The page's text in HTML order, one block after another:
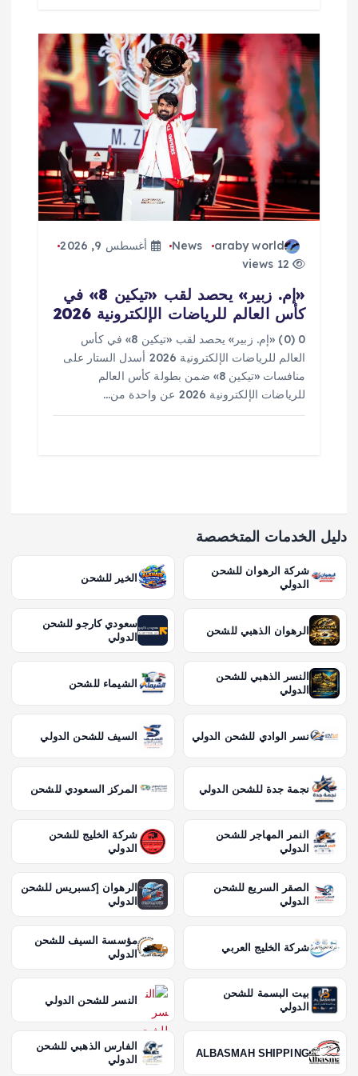
araby world
News
أغسطس 9, 2026
12 views
«إم. زبير» يحصد لقب «تيكين 8» في
كأس العالم للرياضات الإلكترونية 2026
0 (0) «إم. زبير» يحصد لقب «تيكين 8» في كأس
العالم للرياضات الإلكترونية 2026 أسدل الستار على
منافسات «تيكين 8» ضمن بطولة كأس العالم
للرياضات الإلكترونية 2026 عن واحدة من…
دليل الخدمات المتخصصة
شركة الرهوان للشحن
الدولي
الخير للشحن
الرهوان الذهبي للشحن
سعودي كارجو للشحن
الدولي
النسر الذهبي للشحن
الدولي
الشيماء للشحن
نسر الوادي للشحن الدولي السيف للشحن الدولي
نجمة جدة للشحن الدولي المركز السعودي للشحن
النمر المهاجر للشحن
الدولي
شركة الخليج للشحن
الدولي
الصقر السريع للشحن
الدولي
الرهوان إكسبريس للشحن
الدولي
شركة الخليج العربي
مؤسسة السيف للشحن
الدولي
بيت البسمة للشحن
الدولي
النسر للشحن الدولي
ALBASMAH SHIPPING
الفارس الذهبي للشحن
الدولي